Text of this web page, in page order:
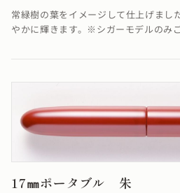
常緑樹の葉をイメージして仕上げまし
やかに輝きます。※シガーモデルのみ
ございます≫
17㎜ポータブル 朱